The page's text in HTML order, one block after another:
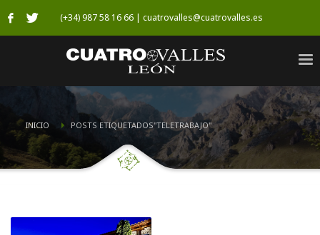
(+34) 987 58 16 66 | cuatrovalles@cuatrovalles.es
INICIO POSTS ETIQUETADOS"TELETRABAJO"